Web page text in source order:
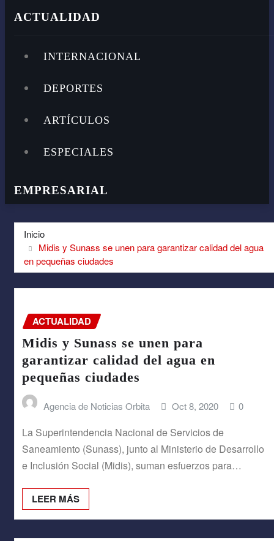
ACTUALIDAD
INTERNACIONAL
DEPORTES
ARTÍCULOS
ESPECIALES
EMPRESARIAL
TECNOLOGÍA
ENTRETENIMIENTO
VIDA Y ESTILO
Inicio
Midis y Sunass se unen para garantizar calidad del agua
en pequeñas ciudades
ACTUALIDAD
Midis y Sunass se unen para
garantizar calidad del agua en
pequeñas ciudades
Agencia de Noticias Orbita Oct 8, 2020 0
La Superintendencia Nacional de Servicios de
Saneamiento (Sunass), junto al Ministerio de Desarrollo
e Inclusión Social (Midis), suman esfuerzos para…
LEER MÁS